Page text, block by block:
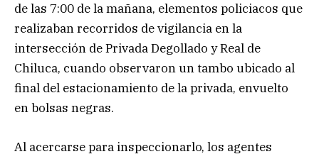
de las 7:00 de la mañana, elementos policiacos que
realizaban recorridos de vigilancia en la
intersección de Privada Degollado y Real de
Chiluca, cuando observaron un tambo ubicado al
final del estacionamiento de la privada, envuelto
en bolsas negras.
Al acercarse para inspeccionarlo, los agentes